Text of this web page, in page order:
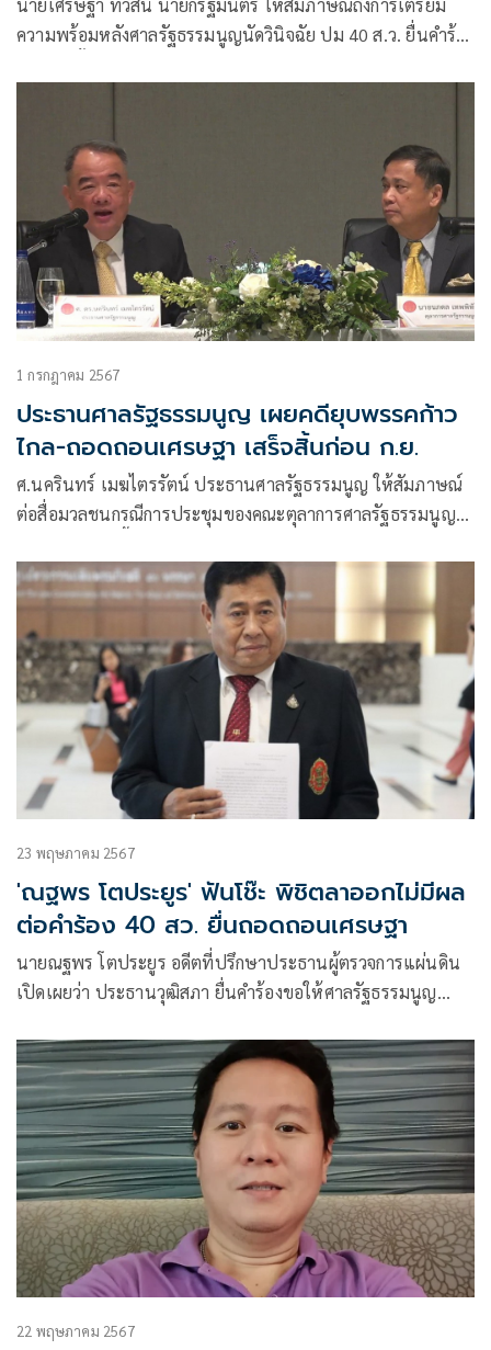
นายเศรษฐา ทวีสิน นายกรัฐมนตรี ให้สัมภาษณ์ถึงการเตรียม
ความพร้อมหลังศาลรัฐธรรมนูญนัดวินิจฉัย ปม 40 ส.ว. ยื่นคำร้อง
1 กรกฎาคม 2567
ประธานศาลรัฐธรรมนูญ เผยคดียุบพรรคก้าว
ไกล-ถอดถอนเศรษฐา เสร็จสิ้นก่อน ก.ย.
ศ.นครินทร์ เมฆไตรรัตน์ ประธานศาลรัฐธรรมนูญ ให้สัมภาษณ์
ต่อสื่อมวลชนกรณีการประชุมของคณะตุลาการศาลรัฐธรรมนูญ
รัฐธรรมนูญหรือไม่ เรื่อง MOU
23 พฤษภาคม 2567
'ณฐพร โตประยูร' ฟันโช๊ะ พิชิตลาออกไม่มีผล
ต่อคำร้อง 40 สว. ยื่นถอดถอนเศรษฐา
นายณฐพร โตประยูร อดีตที่ปรึกษาประธานผู้ตรวจการแผ่นดิน
เปิดเผยว่า ประธานวุฒิสภา ยื่นคำร้องขอให้ศาลรัฐธรรมนูญ
นายพิชิต
22 พฤษภาคม 2567